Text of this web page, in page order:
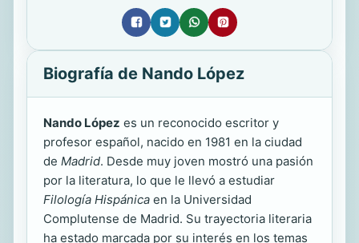
Biografía de Nando López
Nando López es un reconocido escritor y
profesor español, nacido en 1981 en la ciudad
de Madrid. Desde muy joven mostró una pasión
por la literatura, lo que le llevó a estudiar
Filología Hispánica en la Universidad
Complutense de Madrid. Su trayectoria literaria
ha estado marcada por su interés en los temas